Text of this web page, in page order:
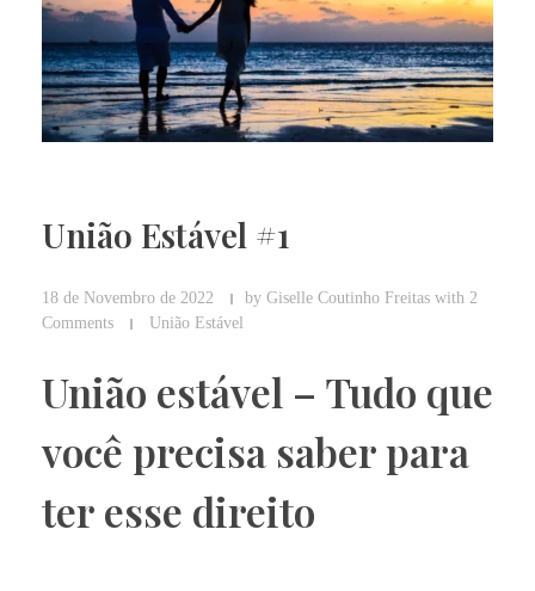
União Estável #1
18 de Novembro de 2022 by Giselle Coutinho Freitas with 2
Comments
União Estável
União estável – Tudo que
você precisa saber para
ter esse direito